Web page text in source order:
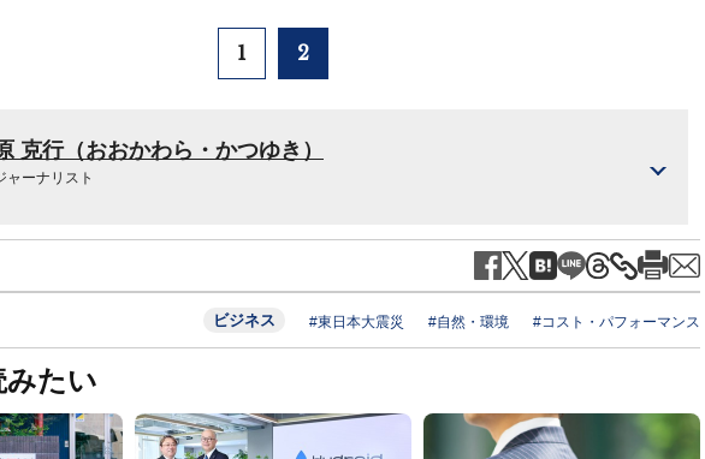
1 2
克行（おおかわら・かつゆき）
ャーナリスト
ビジネス #東日本大震災 #自然・環境 #コスト・パフォーマンス
たい